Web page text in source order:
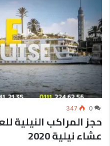
0
347
عشاء نيلية 2020